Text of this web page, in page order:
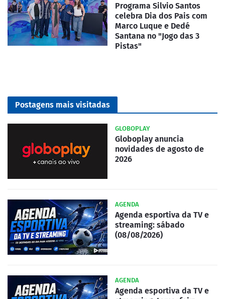
Programa Silvio Santos
celebra Dia dos Pais com
Marco Luque e Dedé
Santana no "Jogo das 3
Pistas"
Postagens mais visitadas
GLOBOPLAY
Globoplay anuncia
novidades de agosto de
2026
AGENDA
Agenda esportiva da TV e
streaming: sábado
(08/08/2026)
AGENDA
Agenda esportiva da TV e